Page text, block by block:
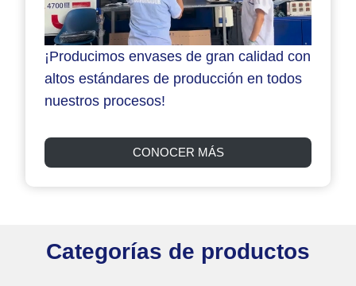
¡Producimos envases de gran calidad con
altos estándares de producción en todos
nuestros procesos!
CONOCER MÁS
Categorías de productos